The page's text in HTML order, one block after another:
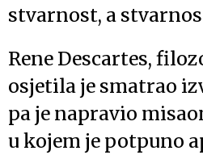
stvarnost, a
Rene Descartes,
osjetila je smatrao
pa je napravio
u kojem je potpuno